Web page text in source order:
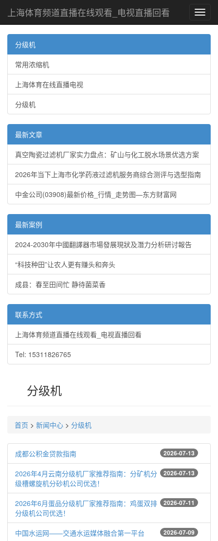
上海体育频道直播在线观看_电视直播回看
分级机
常用浓缩机
上海体育在线直播电视
分级机
最新文章
真空陶瓷过滤机厂家实力盘点：矿山与化工脱水场景优选方案
2026年当下上海市化学药液过滤机服务商综合测评与选型指南
中金公司(03908)最新价格_行情_走势图—东方财富网
最新案例
2024-2030年中國翻譯器市場發展現狀及潛力分析研讨報告
“科技种田”让农人更有赚头和奔头
成县：春至田间忙 静待菌菜香
联系方式
上海体育频道直播在线观看_电视直播回看
Tel: 15311826765
分级机
首页 > 新闻中心 > 分级机
2026-07-13
成都公积金贷款指南
2026-07-13
2026年4月云南分级机厂家推荐指南：分矿机分
级槽螺旋机分砂机公司优选！
2026-07-11
2026年6月蛋品分级机厂家推荐指南：鸡蛋双排
分级机公司优选！
2026-07-09
中国水运网——交通水运媒体融合第一平台